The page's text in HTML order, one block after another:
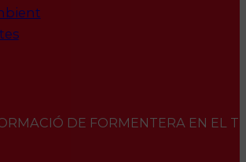
DE FORMENTERA EN EL